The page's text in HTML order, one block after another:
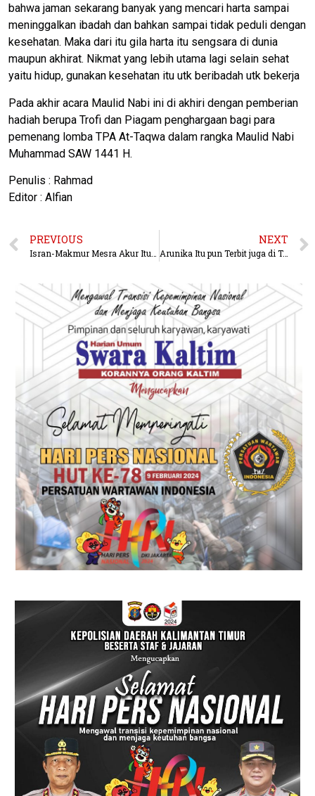
bahwa jaman sekarang banyak yang mencari harta sampai
meninggalkan ibadah dan bahkan sampai tidak peduli dengan
kesehatan. Maka dari itu gila harta itu sengsara di dunia
maupun akhirat. Nikmat yang lebih utama lagi selain sehat
yaitu hidup, gunakan kesehatan itu utk beribadah utk bekerja
Pada akhir acara Maulid Nabi ini di akhiri dengan pemberian
hadiah berupa Trofi dan Piagam penghargaan bagi para
pemenang lomba TPA At-Taqwa dalam rangka Maulid Nabi
Muhammad SAW 1441 H.
Penulis : Rahmad
Editor : Alfian
PREVIOUS
Isran-Makmur Mesra Akur Itu Sangat Penting
NEXT
Arunika Itu pun Terbit juga di Tanjung Batu IKN